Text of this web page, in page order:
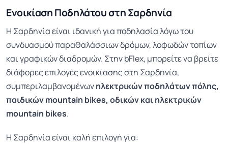
Ενοικίαση Ποδηλάτου στη Σαρδηνία
Η Σαρδηνία είναι ιδανική για ποδηλασία λόγω του
συνδυασμού παραθαλάσσιων δρόμων, λοφωδών τοπίων
και γραφικών διαδρομών. Στην bFlex, μπορείτε να βρείτε
διάφορες επιλογές ενοικίασης στη Σαρδηνία,
συμπεριλαμβανομένωνηλεκτρικών ποδηλάτων πόλης,
παιδικών mountain bikes, οδικών και ηλεκτρικών
mountain bikes.
Η Σαρδηνία είναι καλή επιλογή για: